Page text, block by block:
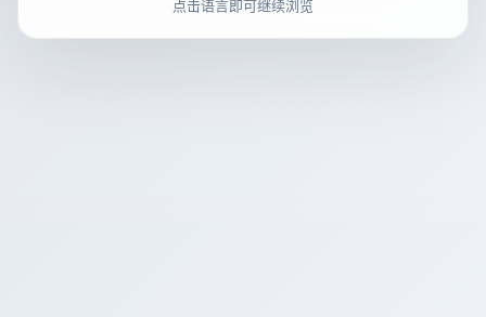
点击语言即可继续浏览